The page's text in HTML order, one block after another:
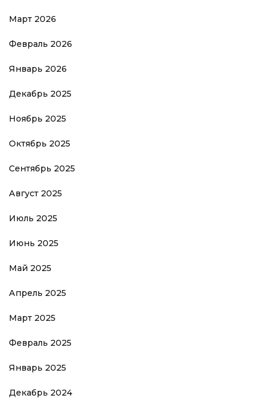
Март 2026
Февраль 2026
Январь 2026
Декабрь 2025
Ноябрь 2025
Октябрь 2025
Сентябрь 2025
Август 2025
Июль 2025
Июнь 2025
Май 2025
Апрель 2025
Март 2025
Февраль 2025
Январь 2025
Декабрь 2024